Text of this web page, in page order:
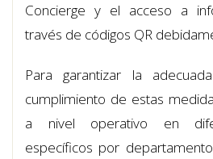
Concierge y el acceso a
través de códigos QR
Para garantizar la
cumplimiento de estas
a nivel operativo en
específicos por